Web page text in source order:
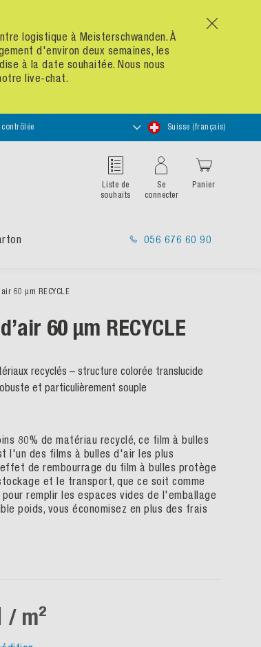
x
logistique à Meisterschwanden. À
d'environ deux semaines, les
à la date souhaitée. Nous nous
live-chat.
Choisir
Suisse (français)
Liste de
souhaits
Se
connecter
Panier
056 676 60 90
60 µm RECYCLE
60 µm RECYCLE
recyclés – structure colorée translucide
et particulièrement souple
80% de matériau recyclé, ce film à bulles
l'un des films à bulles d'air les plus
de rembourrage du film à bulles protège
et le transport, que ce soit comme
remplir les espaces vides de l'emballage
poids, vous économisez en plus des frais
/ m²